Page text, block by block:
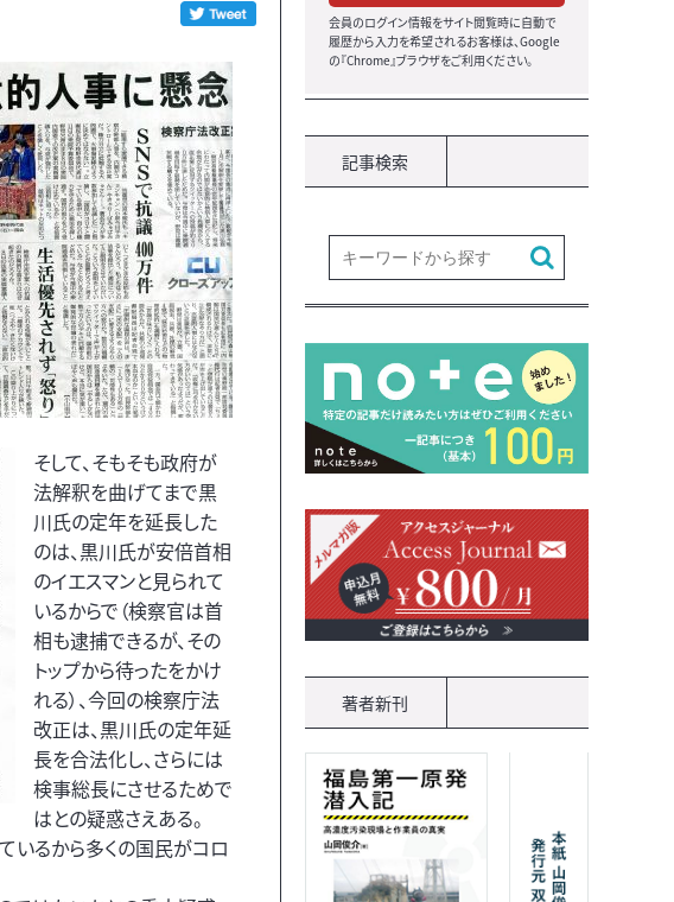
そして、そもそも政府が
法解釈を曲げてまで黒
川氏の定年を延長した
のは、黒川氏が安倍首相
のイエスマンと見られて
いるからで（検察官は首
相も逮捕できるが、その
トップから待ったをかけ
れる）、今回の検察庁法
改正は、黒川氏の定年延
長を合法化し、さらには
検事総長にさせるためで
はとの疑惑さえある。
いるから多くの国民がコロ
会員のログイン情報をサイト閲覧時に自動で
履歴から入力を希望されるお客様は、Google
の『Chrome』ブラウザをご利用ください。
記事検索
著者新刊